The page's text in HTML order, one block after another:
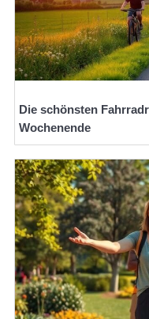
Die schönsten
Wochenende